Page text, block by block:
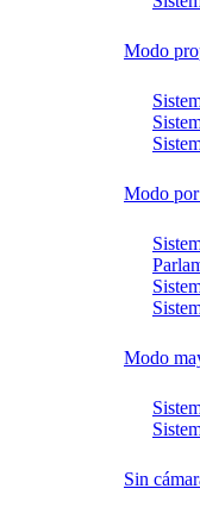
Modo
Modo
Modo
Sin